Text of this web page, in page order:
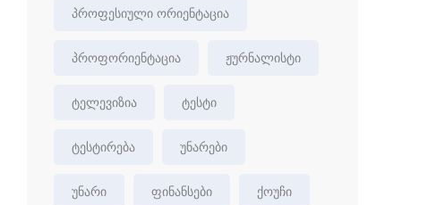
პროფესიული ორიენტაცია
პროფორიენტაცია ჟურნალისტი
ტელევიზია ტესტი
ტესტირება უნარები
უნარი ფინანსები ქოუჩი